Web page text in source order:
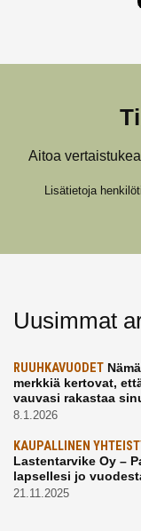
Aitoa
Lisätietoja
Uusimmat
RUUHKAVUODET
merkkiä kertovat,
vauvasi rakastaa
8.1.2026
KAUPALLINEN
Lastentarvike Oy –
lapsellesi jo
21.11.2025